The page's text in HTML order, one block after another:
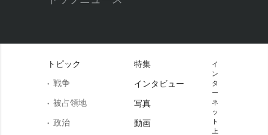
トピック
戦争
被占領地
政治
特集
インタビュー
写真
動画
イ
ン
タ
ー
ネ
ッ
ト
上